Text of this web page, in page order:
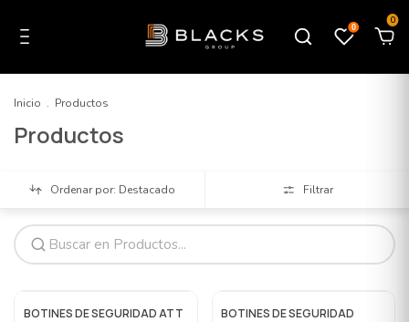
0
0
Inicio . Productos
Productos
Ordenar por: Destacado Filtrar
BOTINES DE SEGURIDAD ATT
BOTINES DE SEGURIDAD